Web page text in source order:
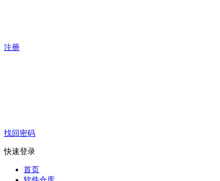
注册
找回密码
快速登录
首页